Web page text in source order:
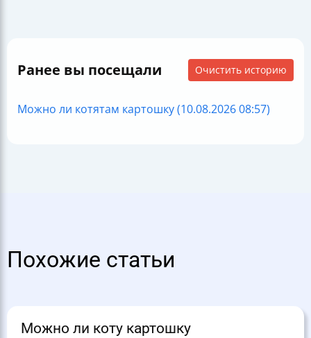
Ранее вы посещали Очистить историю
Можно ли котятам картошку (10.08.2026 08:57)
Похожие статьи
Можно ли коту картошку